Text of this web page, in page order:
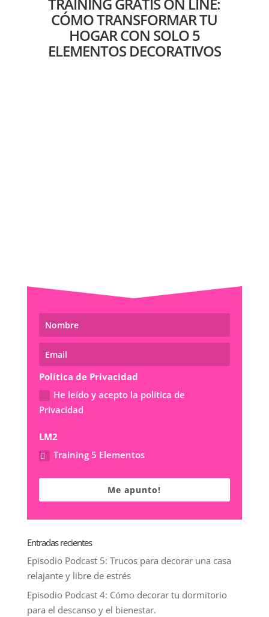
CÓMO TRANSFORMAR TU
HOGAR CON SOLO 5
ELEMENTOS DECORATIVOS
Política de Privacidad
He leído y acepto la política de
Privacidad
LM2
Training 5 Elementos
Me apunto!
Entradas recientes
Episodio Podcast 5: Trucos para decorar una casa
relajante y libre de estrés
Episodio Podcast 4: Cómo decorar tu dormitorio
para el descanso y el bienestar.